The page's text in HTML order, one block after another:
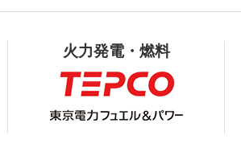
火力発電・燃料